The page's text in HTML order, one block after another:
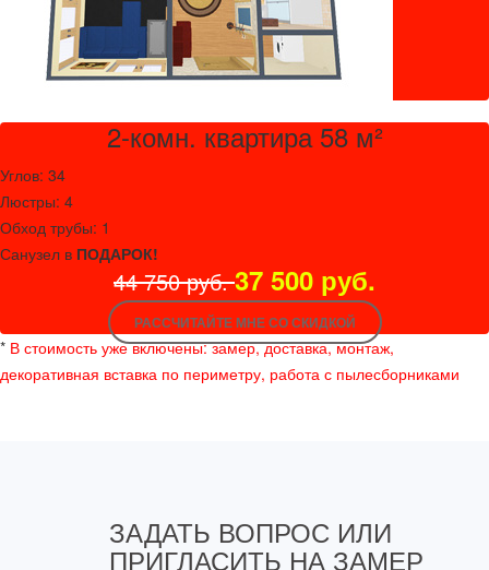
2-комн. квартира 58 м²
Углов: 34
Люстры: 4
Обход трубы: 1
Санузел в ПОДАРОК!
44 750 руб.37 500 руб.
РАССЧИТАЙТЕ МНЕ СО СКИДКОЙ
* В стоимость уже включены: замер, доставка, монтаж,
декоративная вставка по периметру, работа с пылесборниками
ЗАДАТЬ ВОПРОС ИЛИ
ПРИГЛАСИТЬ НА ЗАМЕР